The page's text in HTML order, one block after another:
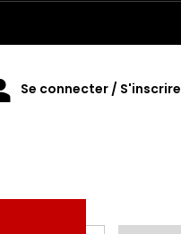
Se connecter / S'inscrire